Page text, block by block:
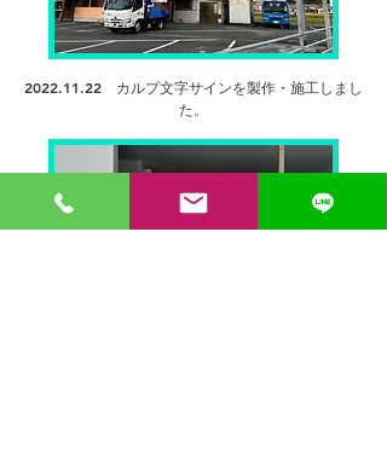
2022.11.22 カルプ文字サインを製作・施工しまし
た。